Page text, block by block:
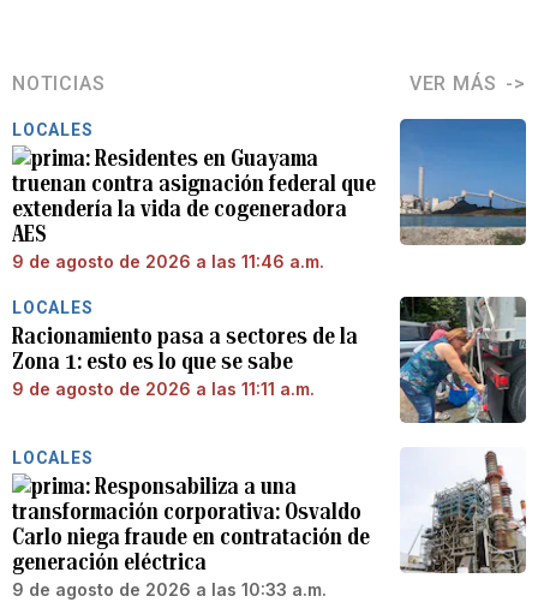
NOTICIAS VER MÁS
LOCALES
Residentes en Guayama
truenan contra asignación federal que
extendería la vida de cogeneradora
AES
9 de agosto de 2026 a las 11:46 a.m.
LOCALES
Racionamiento pasa a sectores de la
Zona 1: esto es lo que se sabe
9 de agosto de 2026 a las 11:11 a.m.
LOCALES
Responsabiliza a una
transformación corporativa: Osvaldo
Carlo niega fraude en contratación de
generación eléctrica
9 de agosto de 2026 a las 10:33 a.m.